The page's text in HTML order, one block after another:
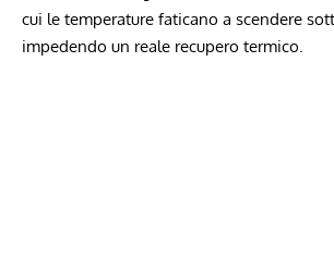
cui le temperature faticano a scendere
impedendo un reale recupero termico.